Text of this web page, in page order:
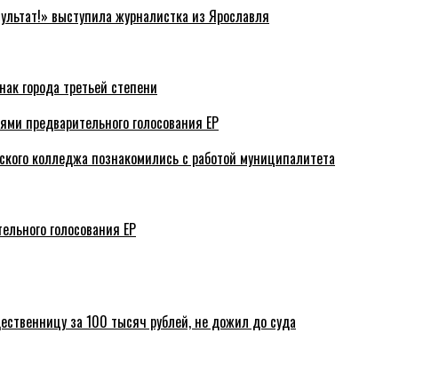
выступила журналистка из Ярославля
города третьей степени
предварительного голосования ЕР
колледжа познакомились с работой муниципалитета
голосования ЕР
за 100 тысяч рублей, не дожил до суда